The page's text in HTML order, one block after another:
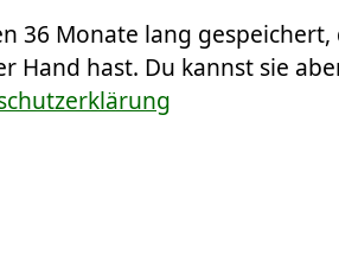
36 Monate lang
Hand hast. Du kannst sie